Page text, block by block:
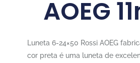
AOEG
Luneta 6-24×50 Rossi AOEG
cor preta é uma luneta de